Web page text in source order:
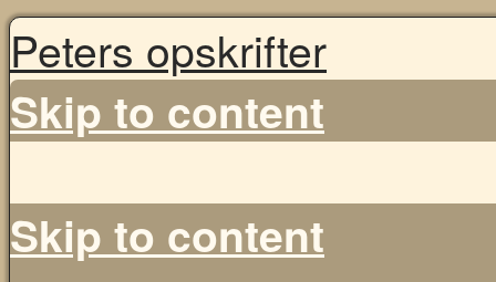
Peters opskrifter
Skip to content
Skip to content